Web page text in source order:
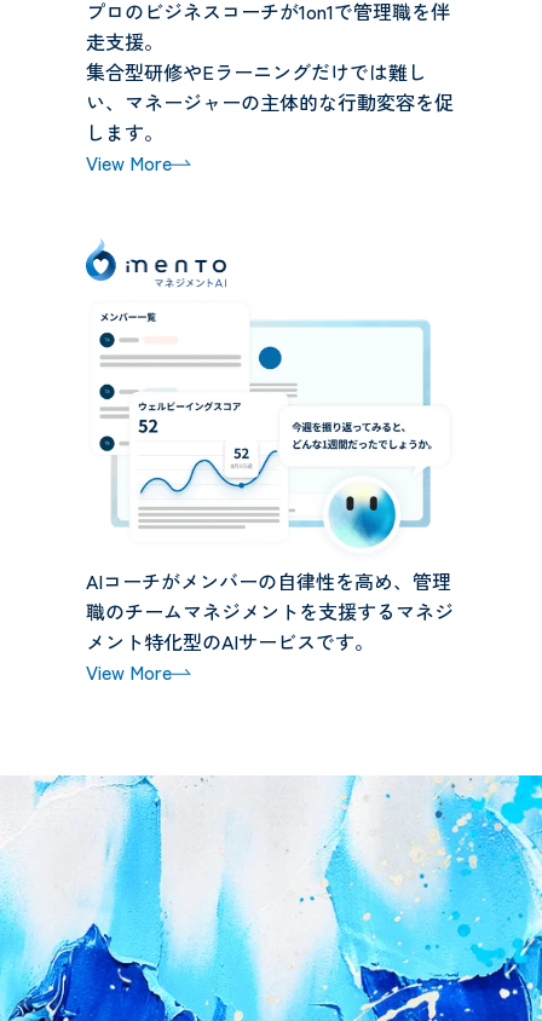
プロのビジネスコーチが1on1で管理職を伴
走支援。
集合型研修やEラーニングだけでは難し
い、マネージャーの主体的な行動変容を促
します。
View More
AIコーチがメンバーの自律性を高め、管理
職のチームマネジメントを支援するマネジ
メント特化型のAIサービスです。
View More